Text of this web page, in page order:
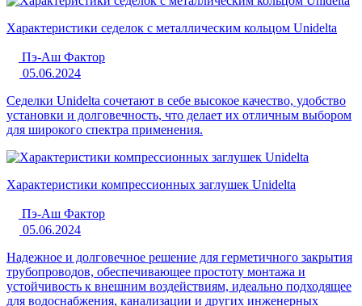
Характеристики седелок с металлическим кольцом Unidelta
Пэ-Аш Фактор
05.06.2024
Седелки Unidelta сочетают в себе высокое качество, удобство
установки и долговечность, что делает их отличным выбором
для широкого спектра применения.
Характеристики компрессионных заглушек Unidelta
Пэ-Аш Фактор
05.06.2024
Надежное и долговечное решение для герметичного закрытия
трубопроводов, обеспечивающее простоту монтажа и
устойчивость к внешним воздействиям, идеально подходящее
для водоснабжения, канализации и других инженерных